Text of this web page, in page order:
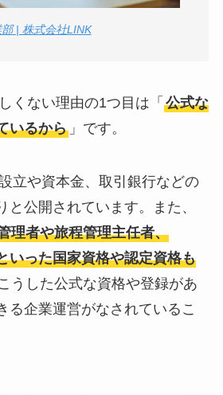
| 株式会社LINK
くない理由の1つ目は「 公式な
いるから」です。
立や資本金、取引銀行などの
と公開されています。また、
理者や旅程管理主任者、
いった国家資格や認定資格も
うした公式な資格や登録があ
る企業運営がなされているこ